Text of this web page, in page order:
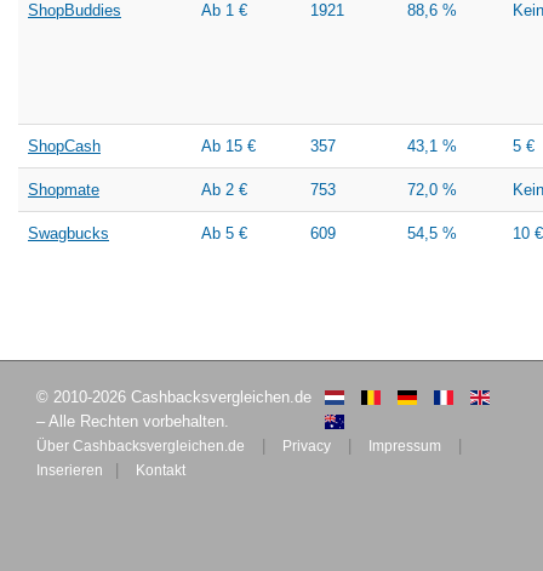
ShopBuddies Ab 1 € 1921 88,6 % Kein
ShopCash Ab 15 € 357 43,1 % 5 €
Shopmate Ab 2 € 753 72,0 % Kein
Swagbucks Ab 5 € 609 54,5 % 10
© 2010-2026 Cashbacksvergleichen.de
– Alle Rechten vorbehalten.
Über Cashbacksvergleichen.de Privacy Impressum
Inserieren Kontakt